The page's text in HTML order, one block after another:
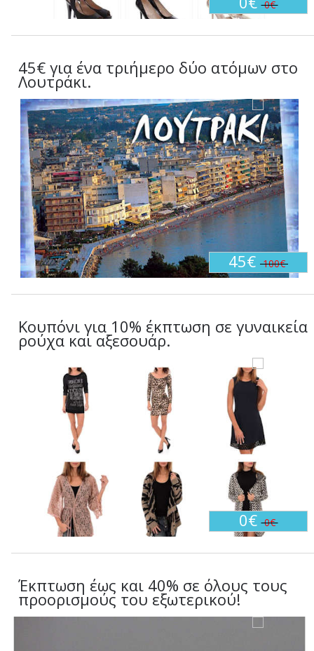
0€
45€ για ένα τριήμερο δύο ατόμων στο
Λουτράκι.
45€ 100€
Κουπόνι για 10% έκπτωση σε γυναικεία
ρούχα και αξεσουάρ.
0€0€
Έκπτωση έως και 40% σε όλους τους
προορισμούς του εξωτερικού!